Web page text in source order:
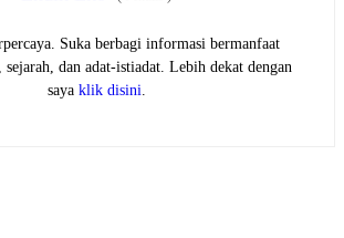
Suka berbagi informasi bermanfaat
sejarah, dan adat-istiadat. Lebih dekat dengan
saya klik disini